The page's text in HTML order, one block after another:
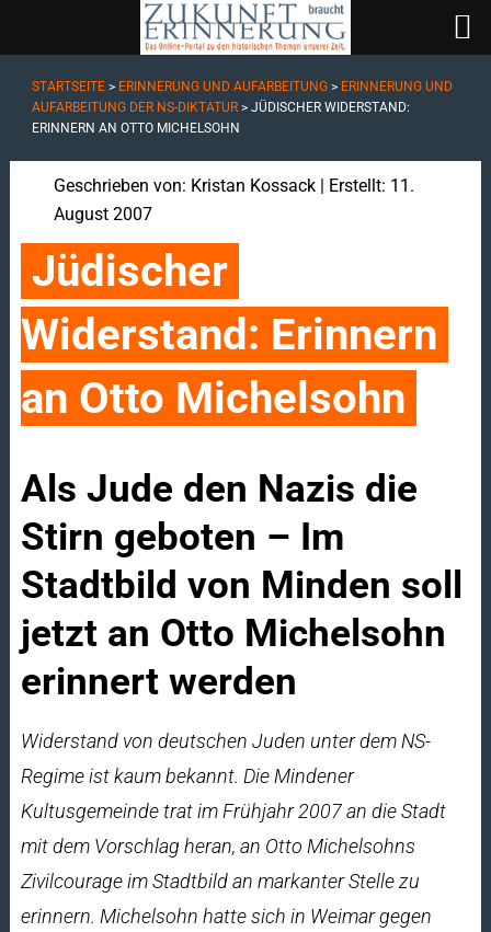
STARTSEITE> ERINNERUNG UND AUFARBEITUNG> ERINNERUNG UND
AUFARBEITUNG DER NS-DIKTATUR> JÜDISCHER WIDERSTAND:
ERINNERN AN OTTO MICHELSOHN
Geschrieben von: Kristan Kossack| Erstellt: 11.
August 2007
Jüdischer
Widerstand: Erinnern
an Otto Michelsohn
Als Jude den Nazis die
Stirn geboten – Im
Stadtbild von Minden soll
jetzt an Otto Michelsohn
erinnert werden
Widerstand von deutschen Juden unter dem NS-
Regime ist kaum bekannt. Die Mindener
Kultusgemeinde trat im Frühjahr 2007 an die Stadt
mit dem Vorschlag heran, an Otto Michelsohns
Zivilcourage im Stadtbild an markanter Stelle zu
erinnern. Michelsohn hatte sich in Weimar gegen